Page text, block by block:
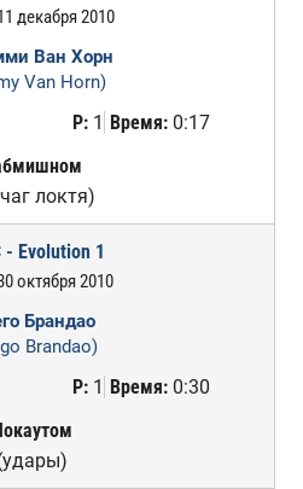
декабря 2010
Ван Хорн
Van Horn)
Р:1 Время:0:17
локтя)
- Evolution 1
октября 2010
Брандао
Brandao)
Р:1 Время:0:30